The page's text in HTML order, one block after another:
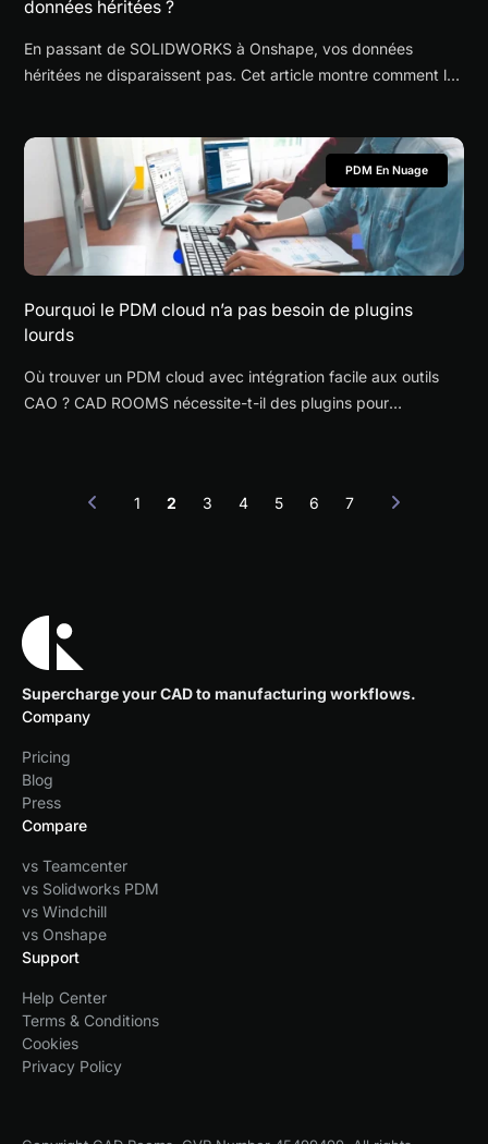
données héritées ?
En passant de SOLIDWORKS à Onshape, vos données
héritées ne disparaissent pas. Cet article montre comment les
PDM En Nuage
Pourquoi le PDM cloud n’a pas besoin de plugins
lourds
Où trouver un PDM cloud avec intégration facile aux outils
CAO ? CAD ROOMS nécessite-t-il des plugins pour
ingénieurs ?
1 2 3 4 5 6 7
Supercharge your CAD to manufacturing workflows.
Company
Pricing
Blog
Press
Compare
vs Teamcenter
vs Solidworks PDM
vs Windchill
vs Onshape
Support
Help Center
Terms & Conditions
Cookies
Privacy Policy